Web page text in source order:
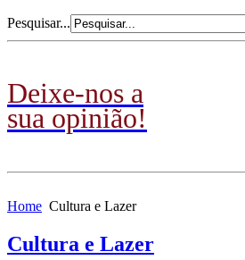
Pesquisar...
Deixe-nos a
sua opinião!
Home Cultura e Lazer
Cultura e Lazer